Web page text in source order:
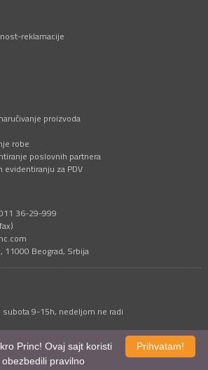
reklamacije
proizvoda
robe
poslovnih partnera
evidentiranju za PDV
36-29-999
11000 Beograd, Srbija
subota 9-15h, nedeljom ne radi
Prihvatam!
Princ! Ovaj sajt koristi
pravilno